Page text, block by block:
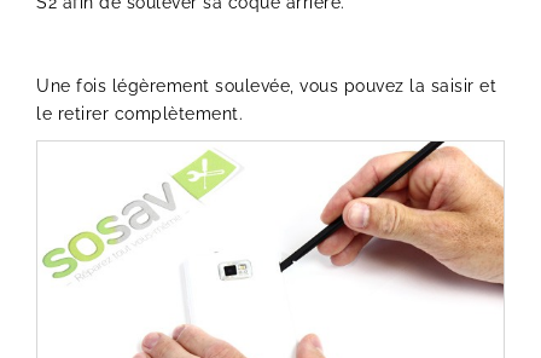
Une fois légèrement soulevée, vous pouvez la saisir et
le retirer complètement.